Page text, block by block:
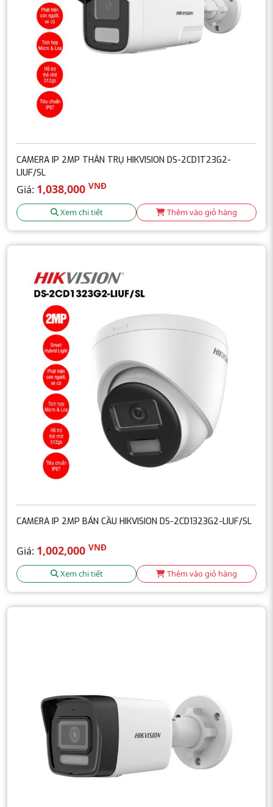
CAMERA IP 2MP THÂN TRỤ HIKVISION DS-2CD1T23G2-
LIUF/SL
Giá: 1,038,000 VNĐ
Xem chi tiết Thêm vào giỏ hàng
CAMERA IP 2MP BÁN CẦU HIKVISION DS-2CD1323G2-LIUF/SL
Giá: 1,002,000 VNĐ
Xem chi tiết Thêm vào giỏ hàng